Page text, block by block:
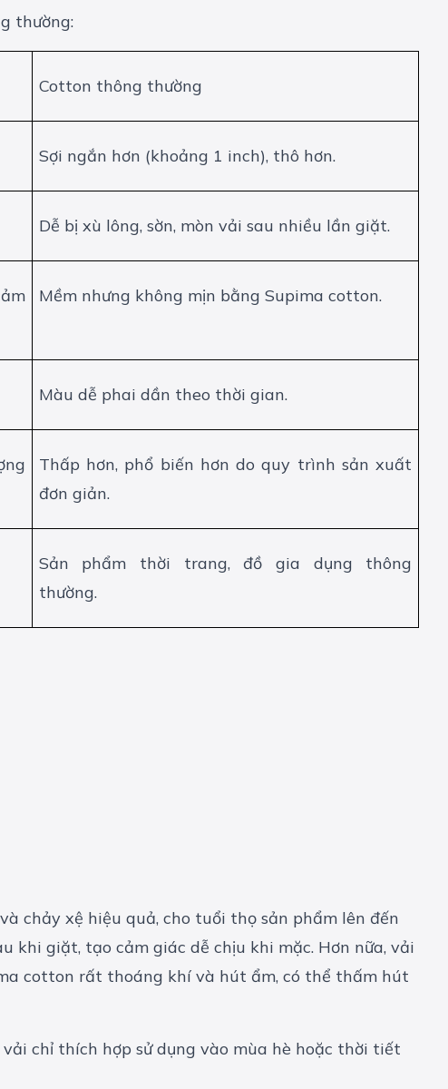
thường:
Cotton thông thường
Sợi ngắn hơn (khoảng 1 inch), thô hơn.
Dễ bị xù lông, sờn, mòn vải sau nhiều lần giặt.
Mềm nhưng không mịn bằng Supima cotton.
Màu dễ phai dần theo thời gian.
Thấp hơn, phổ biến hơn do quy trình sản xuất
đơn giản.
Sản phẩm thời trang, đồ gia dụng thông
thường.
chảy xệ hiệu quả, cho tuổi thọ sản phẩm lên đến
khi giặt, tạo cảm giác dễ chịu khi mặc. Hơn nữa, vải
cotton rất thoáng khí và hút ẩm, có thể thấm hút
chỉ thích hợp sử dụng vào mùa hè hoặc thời tiết